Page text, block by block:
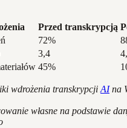
Przed transkrypcją
72%
3,4
45%
wdrożenia transkrypcji AIna
własne na podstawie